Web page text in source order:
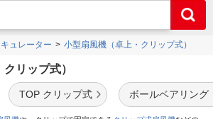
ュレーター 小型扇風機（卓上・クリップ式）
クリップ式）
TOP クリップ式 ボールベアリング